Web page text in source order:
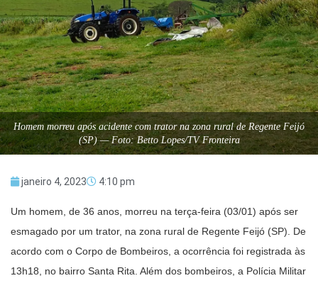
Homem morreu após acidente com trator na zona rural de Regente Feijó
(SP) — Foto: Betto Lopes/TV Fronteira
janeiro 4, 2023 4:10 pm
Um homem, de 36 anos, morreu na terça-feira (03/01) após ser
esmagado por um trator, na zona rural de Regente Feijó (SP). De
acordo com o Corpo de Bombeiros, a ocorrência foi registrada às
13h18, no bairro Santa Rita. Além dos bombeiros, a Polícia Militar